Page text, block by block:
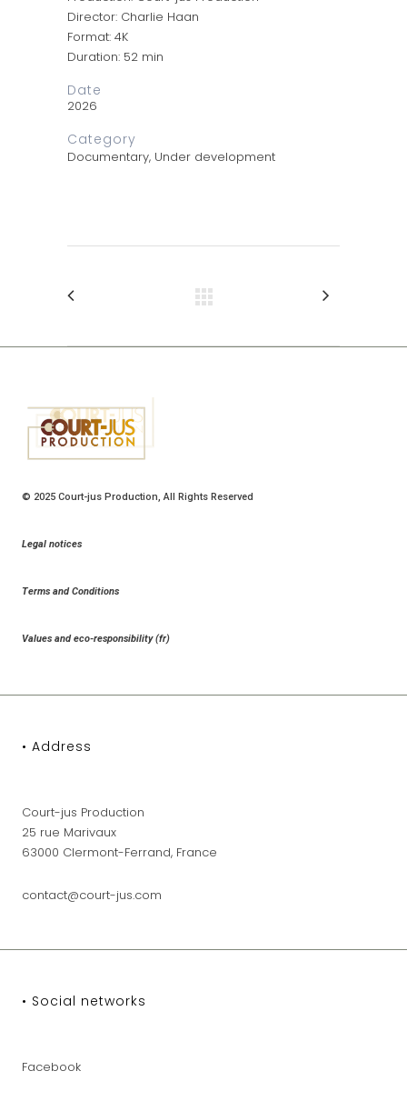
Director: Charlie Haan
Format: 4K
Duration: 52 min
Date
2026
Category
Documentary, Under development
© 2025 Court-jus Production, All Rights Reserved
Legal notices
Terms and Conditions
Values and eco-responsibility (fr)
• Address
Court-jus Production
25 rue Marivaux
63000 Clermont-Ferrand, France
contact@court-jus.com
• Social networks
Facebook